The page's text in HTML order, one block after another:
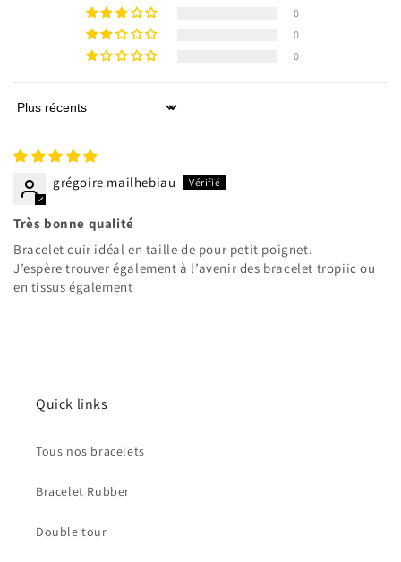
0
0
0
Sort by
grégoire mailhebiau
Très bonne qualité
Bracelet cuir idéal en taille de pour petit poignet.
J’espère trouver également à l’avenir des bracelet tropiic ou
en tissus également
Quick links
Tous nos bracelets
Bracelet Rubber
Double tour